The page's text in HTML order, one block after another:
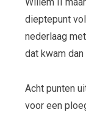
dieptepunt
nederlaag
dat kwam
Acht punten
voor een